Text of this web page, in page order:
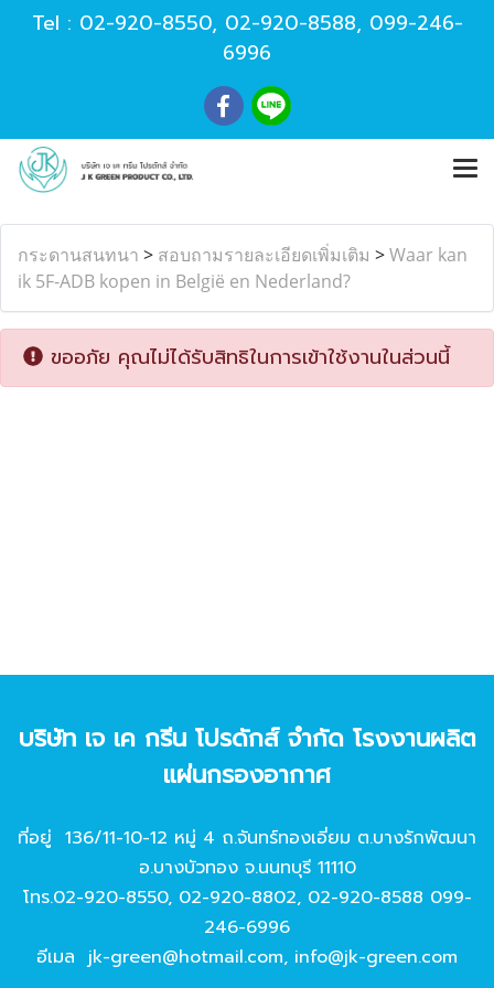
Tel : 02-920-8550, 02-920-8588, 099-246-
6996
กระดานสนทนา > สอบถามรายละเอียดเพิ่มเติม >Waar kan
ik 5F-ADB kopen in België en Nederland?
ขออภัย คุณไม่ได้รับสิทธิในการเข้าใช้งานในส่วนนี้
บริษัท เจ เค กรีน โปรดักส์ จํากัด โรงงานผลิต
แผ่นกรองอากาศ
ที่อยู่ 136/11-10-12 หมู่ 4 ถ.จันทร์ทองเอี่ยม ต.บางรักพัฒนา
อ.บางบัวทอง จ.นนทบุรี 11110
โทร.02-920-8550, 02-920-8802, 02-920-8588 099-
246-6996
อีเมล jk-green@hotmail.com, info@jk-green.com